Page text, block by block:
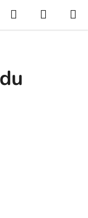
Hľadať
KOŠÍK